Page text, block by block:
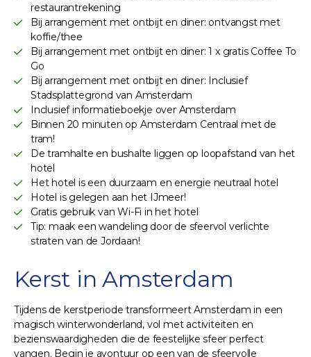
restaurantrekening
Bij arrangement met ontbijt en diner: ontvangst met
koffie/thee
Bij arrangement met ontbijt en diner: 1 x gratis Coffee To
Go
Bij arrangement met ontbijt en diner: Inclusief
Stadsplattegrond van Amsterdam
Inclusief informatieboekje over Amsterdam
Binnen 20 minuten op Amsterdam Centraal met de
tram!
De tramhalte en bushalte liggen op loopafstand van het
hotel
Het hotel is een duurzaam en energie neutraal hotel
Hotel is gelegen aan het IJmeer!
Gratis gebruik van Wi-Fi in het hotel
Tip: maak een wandeling door de sfeervol verlichte
straten van de Jordaan!
Kerst in Amsterdam
Tijdens de kerstperiode transformeert Amsterdam in een
magisch winterwonderland, vol met activiteiten en
bezienswaardigheden die de feestelijke sfeer perfect
vangen. Begin je avontuur op een van de sfeervolle